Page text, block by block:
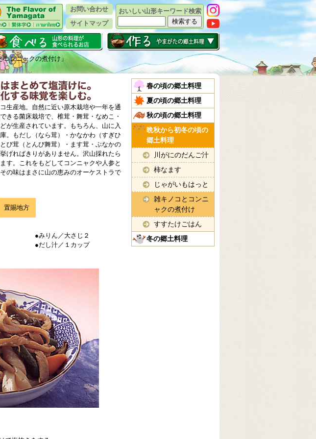
おいしい山形キーワード検索
お問い合わせ
サイトマップ
コンニャクの煮付け」
生産地。自然に近い原木栽培や一年を通
きる菌床栽培で、椎茸・舞茸・なめこ・
が生産されています。もちろん、山に入
。もだし（なら茸）・かなかわ（すぎひ
び茸（とんび舞茸）・ます茸・ぶなかの
げればきりがありません。沢山採れたら
す。これをもどしてコンニャクや人参と
の味はまさに山の恵みのオーケストラで
置賜地方
●みりん／大さじ２
●だし汁／１カップ
春の頃の郷土料理
夏の頃の郷土料理
秋の頃の郷土料理
晩秋から初冬の頃の
郷土料理
川がにのだんご汁
柿なます
じゃがいもはっと
雑キノコとコンニ
ャクの煮付け
すすたけごはん
冬の郷土料理